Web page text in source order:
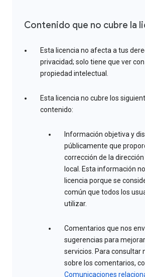
Contenido que no cubre la
Esta licencia no afecta a tus
privacidad; solo tiene que ver
propiedad intelectual.
Esta licencia no cubre los
contenido:
Información objetiva y
públicamente que
corrección de la
local. Esta información
licencia porque se
común que todos los
utilizar.
Comentarios que nos
sugerencias para
servicios. Para consultar
sobre los comentarios,
Comunicaciones